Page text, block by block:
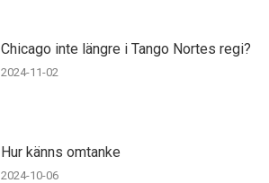
Chicago inte längre i Tango Nortes regi?
2024-11-02
Hur känns omtanke
2024-10-06